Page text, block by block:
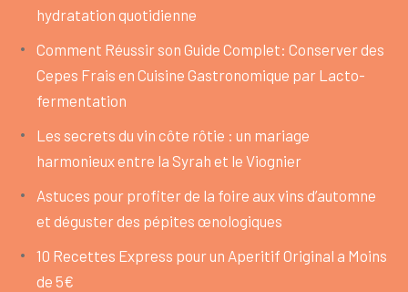
hydratation quotidienne
Comment Réussir son Guide Complet: Conserver des
Cepes Frais en Cuisine Gastronomique par Lacto-
fermentation
Les secrets du vin côte rôtie : un mariage
harmonieux entre la Syrah et le Viognier
Astuces pour profiter de la foire aux vins d’automne
et déguster des pépites œnologiques
10 Recettes Express pour un Aperitif Original a Moins
de 5€